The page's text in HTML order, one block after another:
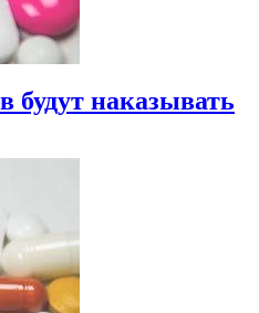
будут наказывать